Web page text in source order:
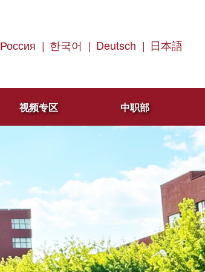
Россия | 한국어 | Deutsch | 日本語
视频专区 中职部